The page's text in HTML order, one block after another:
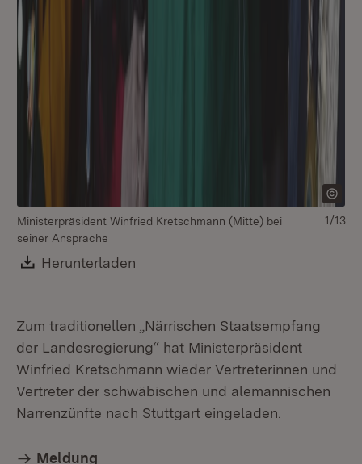
Ministerpräsident Winfried Kretschmann (Mitte) bei
seiner Ansprache
Download:
Herunterladen
1/13
Zum traditionellen „Närrischen Staatsempfang
der Landesregierung“ hat Ministerpräsident
Winfried Kretschmann wieder Vertreterinnen und
Vertreter der schwäbischen und alemannischen
Narrenzünfte nach Stuttgart eingeladen.
Meldung